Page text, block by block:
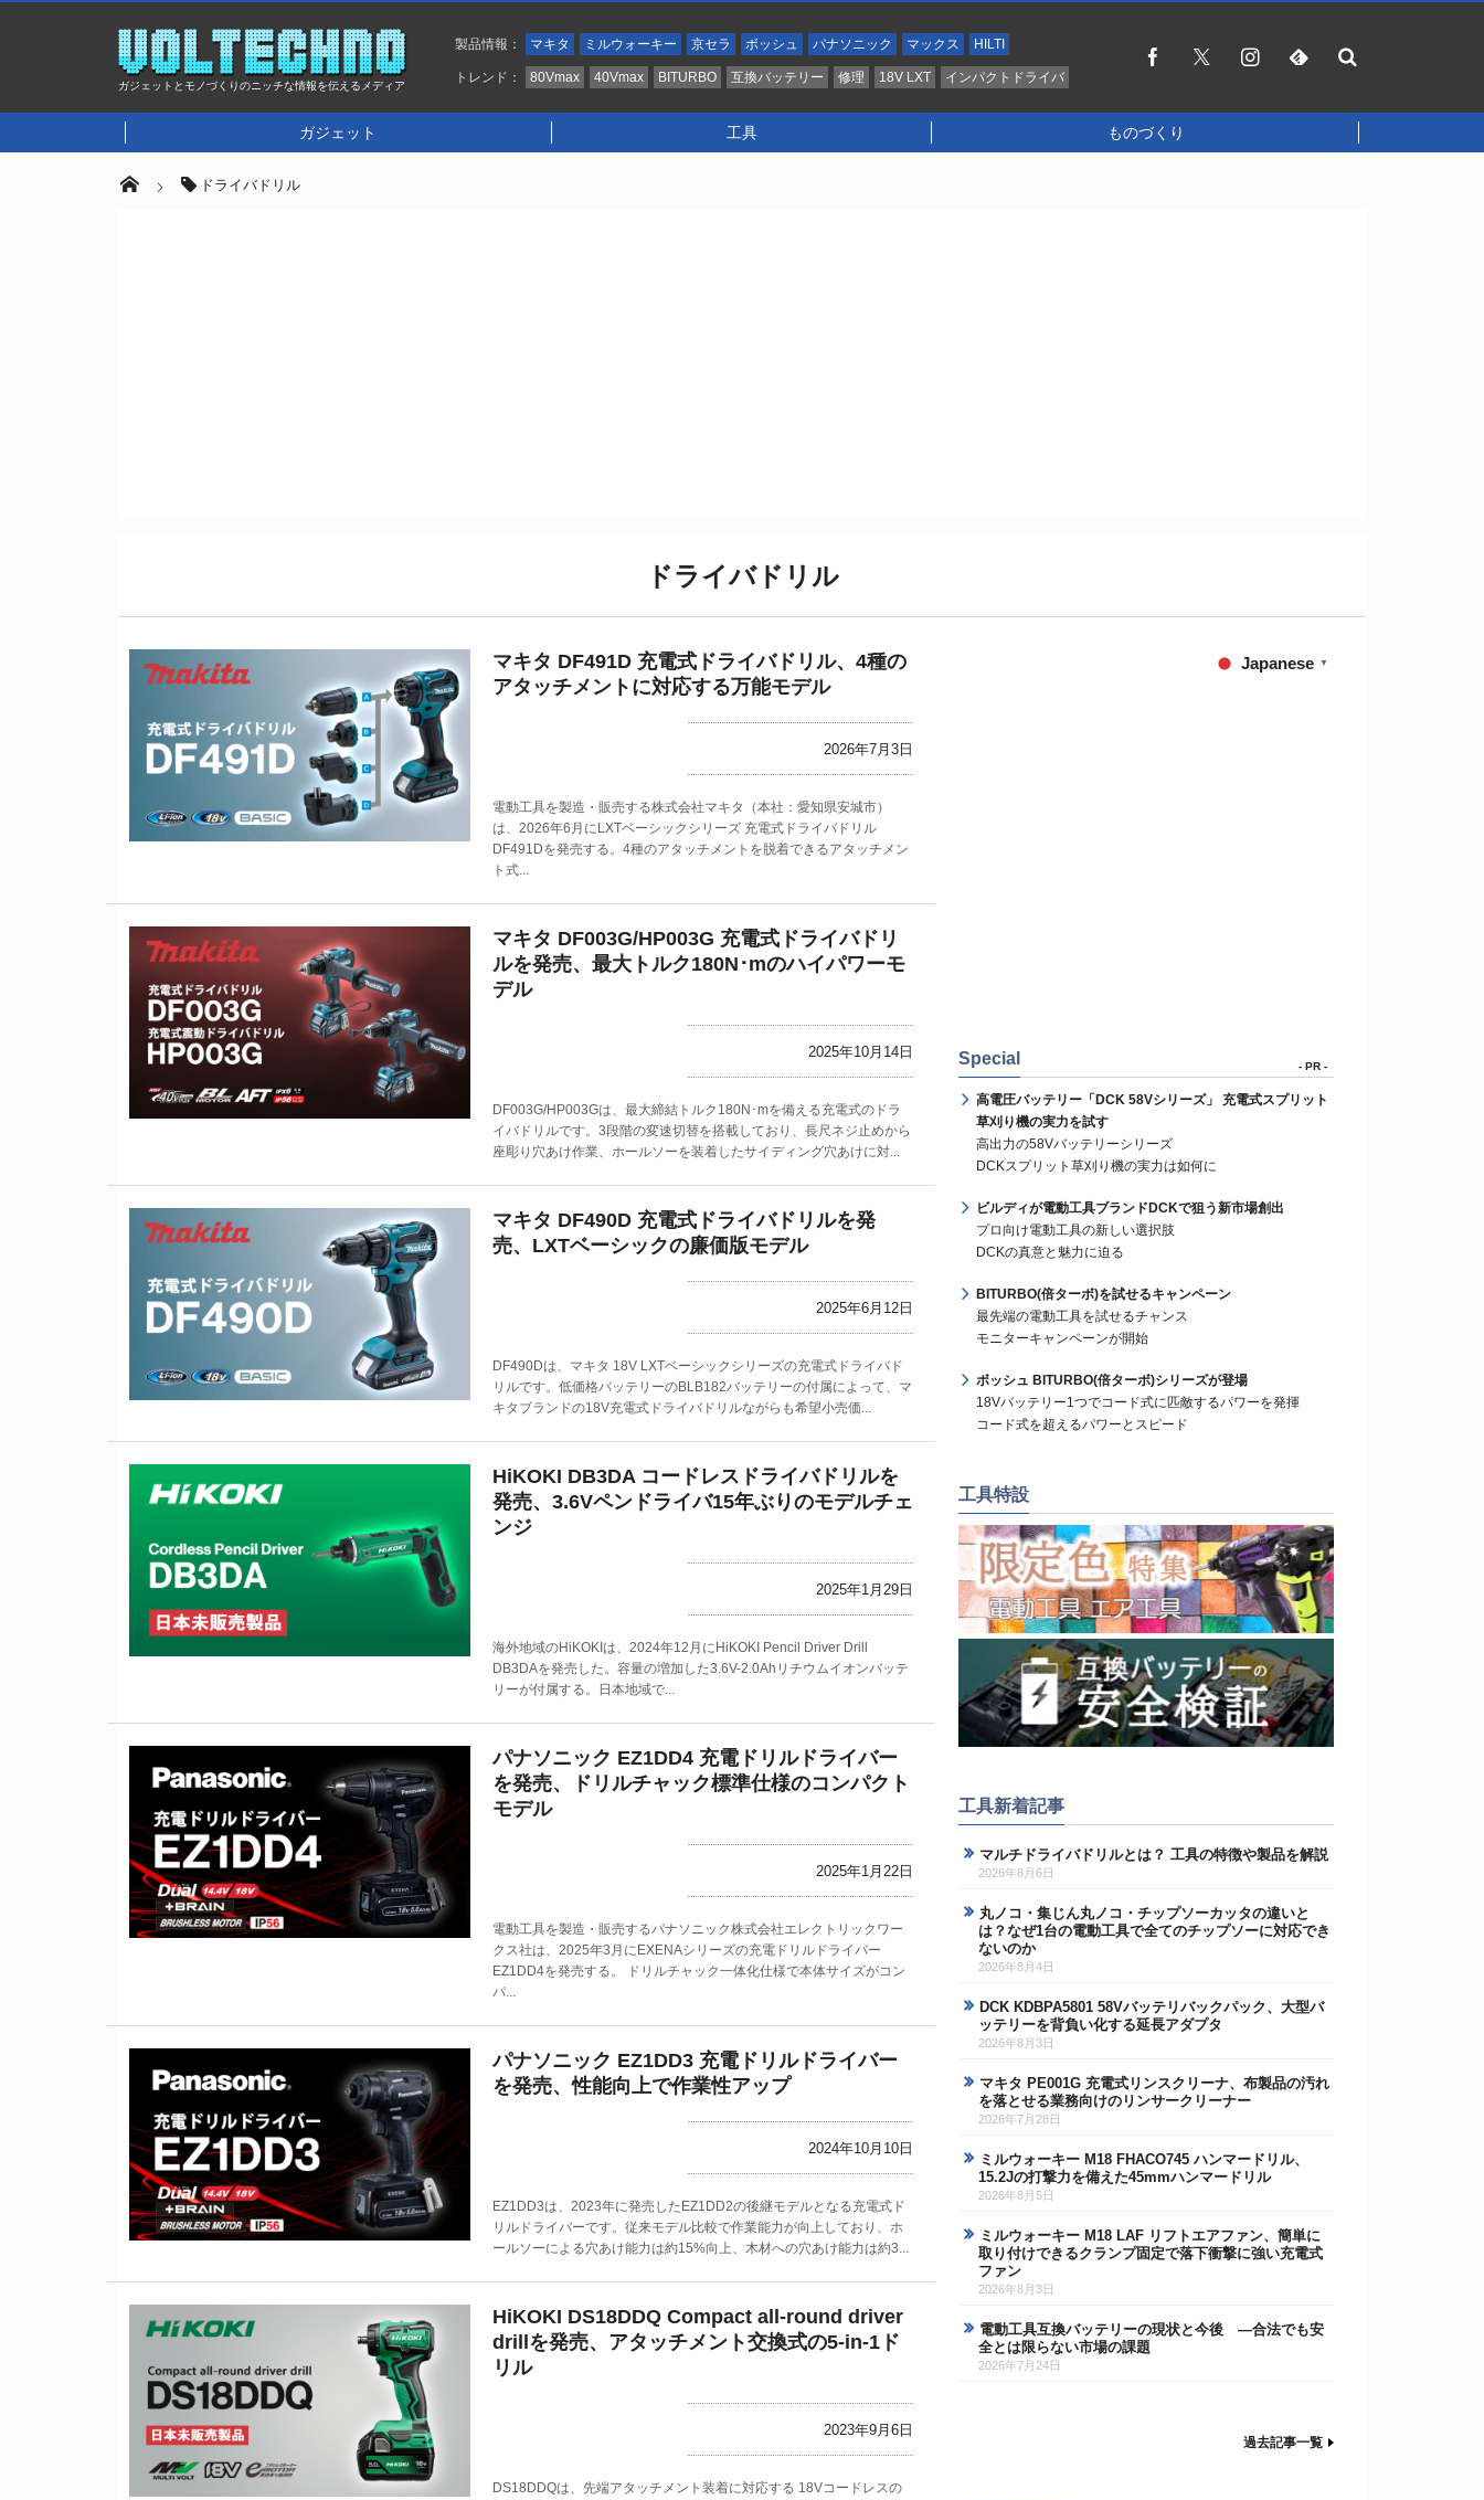
ガジェットとモノづくりのニッチな情報を伝えるメディア
製品情報： マキタ ミルウォーキー 京セラ ボッシュ パナソニック マックス HILTI
トレンド： 80Vmax 40Vmax BITURBO 互換バッテリー 修理 18V LXT インパクトドライバ
ガジェット 工具 ものづくり
ドライバドリル
ドライバドリル
マキタ DF491D 充電式ドライバドリル、4種の
アタッチメントに対応する万能モデル
2026年7月3日
電動工具を製造・販売する株式会社マキタ（本社：愛知県安城市）
は、2026年6月にLXTベーシックシリーズ 充電式ドライバドリル
DF491Dを発売する。4種のアタッチメントを脱着できるアタッチメン
ト式...
マキタ DF003G/HP003G 充電式ドライバドリ
ルを発売、最大トルク180N･mのハイパワーモ
デル
2025年10月14日
DF003G/HP003Gは、最大締結トルク180N･mを備える充電式のドラ
イバドリルです。3段階の変速切替を搭載しており、長尺ネジ止めから
座彫り穴あけ作業、ホールソーを装着したサイディング穴あけに対...
マキタ DF490D 充電式ドライバドリルを発
売、LXTベーシックの廉価版モデル
2025年6月12日
DF490Dは、マキタ 18V LXTベーシックシリーズの充電式ドライバド
リルです。低価格バッテリーのBLB182バッテリーの付属によって、マ
キタブランドの18V充電式ドライバドリルながらも希望小売価...
HiKOKI DB3DA コードレスドライバドリルを
発売、3.6Vペンドライバ15年ぶりのモデルチェ
ンジ
2025年1月29日
海外地域のHiKOKIは、2024年12月にHiKOKI Pencil Driver Drill
DB3DAを発売した。容量の増加した3.6V-2.0Ahリチウムイオンバッテ
リーが付属する。日本地域で...
パナソニック EZ1DD4 充電ドリルドライバー
を発売、ドリルチャック標準仕様のコンパクト
モデル
2025年1月22日
電動工具を製造・販売するパナソニック株式会社エレクトリックワー
クス社は、2025年3月にEXENAシリーズの充電ドリルドライバー
EZ1DD4を発売する。 ドリルチャック一体化仕様で本体サイズがコン
パ...
パナソニック EZ1DD3 充電ドリルドライバー
を発売、性能向上で作業性アップ
2024年10月10日
EZ1DD3は、2023年に発売したEZ1DD2の後継モデルとなる充電式ド
リルドライバーです。従来モデル比較で作業能力が向上しており、ホ
ールソーによる穴あけ能力は約15%向上、木材への穴あけ能力は約3...
HiKOKI DS18DDQ Compact all-round driver
drillを発売、アタッチメント交換式の5-in-1ド
リル
2023年9月6日
DS18DDQは、先端アタッチメント装着に対応する 18Vコードレスの
Japanese ▼
Special - PR -
高電圧バッテリー「DCK 58Vシリーズ」 充電式スプリット
草刈り機の実力を試す
高出力の58Vバッテリーシリーズ
DCKスプリット草刈り機の実力は如何に
ビルディが電動工具ブランドDCKで狙う新市場創出
プロ向け電動工具の新しい選択肢
DCKの真意と魅力に迫る
BITURBO(倍ターボ)を試せるキャンペーン
最先端の電動工具を試せるチャンス
モニターキャンペーンが開始
ボッシュ BITURBO(倍ターボ)シリーズが登場
18Vバッテリー1つでコード式に匹敵するパワーを発揮
コード式を超えるパワーとスピード
工具特設
工具新着記事
マルチドライバドリルとは？ 工具の特徴や製品を解説
2026年8月6日
丸ノコ・集じん丸ノコ・チップソーカッタの違いと
は？なぜ1台の電動工具で全てのチップソーに対応でき
ないのか
2026年8月4日
DCK KDBPA5801 58Vバッテリバックパック、大型バ
ッテリーを背負い化する延長アダプタ
2026年8月3日
マキタ PE001G 充電式リンスクリーナ、布製品の汚れ
を落とせる業務向けのリンサークリーナー
2026年7月28日
ミルウォーキー M18 FHACO745 ハンマードリル、
15.2Jの打撃力を備えた45mmハンマードリル
2026年8月5日
ミルウォーキー M18 LAF リフトエアファン、簡単に
取り付けできるクランプ固定で落下衝撃に強い充電式
ファン
2026年8月3日
電動工具互換バッテリーの現状と今後 ―合法でも安
全とは限らない市場の課題
2026年7月24日
過去記事一覧